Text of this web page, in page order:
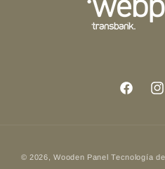
Facebook
© 2026,Wooden Panel Tecnología